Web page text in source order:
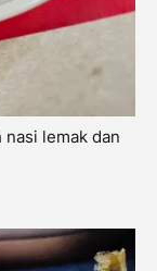
nasi lemak dan